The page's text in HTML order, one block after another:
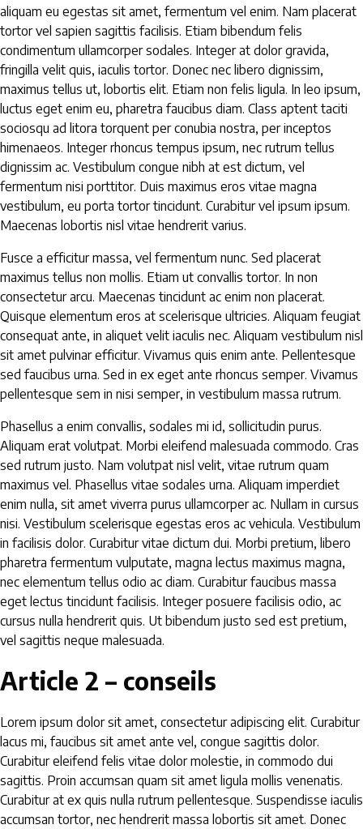
aliquam eu egestas sit amet, fermentum vel enim. Nam placerat
tortor vel sapien sagittis facilisis. Etiam bibendum felis
condimentum ullamcorper sodales. Integer at dolor gravida,
fringilla velit quis, iaculis tortor. Donec nec libero dignissim,
maximus tellus ut, lobortis elit. Etiam non felis ligula. In leo ipsum,
luctus eget enim eu, pharetra faucibus diam. Class aptent taciti
sociosqu ad litora torquent per conubia nostra, per inceptos
himenaeos. Integer rhoncus tempus ipsum, nec rutrum tellus
dignissim ac. Vestibulum congue nibh at est dictum, vel
fermentum nisi porttitor. Duis maximus eros vitae magna
vestibulum, eu porta tortor tincidunt. Curabitur vel ipsum ipsum.
Maecenas lobortis nisl vitae hendrerit varius.
Fusce a efficitur massa, vel fermentum nunc. Sed placerat
maximus tellus non mollis. Etiam ut convallis tortor. In non
consectetur arcu. Maecenas tincidunt ac enim non placerat.
Quisque elementum eros at scelerisque ultricies. Aliquam feugiat
consequat ante, in aliquet velit iaculis nec. Aliquam vestibulum nisl
sit amet pulvinar efficitur. Vivamus quis enim ante. Pellentesque
sed faucibus urna. Sed in ex eget ante rhoncus semper. Vivamus
pellentesque sem in nisi semper, in vestibulum massa rutrum.
Phasellus a enim convallis, sodales mi id, sollicitudin purus.
Aliquam erat volutpat. Morbi eleifend malesuada commodo. Cras
sed rutrum justo. Nam volutpat nisl velit, vitae rutrum quam
maximus vel. Phasellus vitae sodales urna. Aliquam imperdiet
enim nulla, sit amet viverra purus ullamcorper ac. Nullam in cursus
nisi. Vestibulum scelerisque egestas eros ac vehicula. Vestibulum
in facilisis dolor. Curabitur vitae dictum dui. Morbi pretium, libero
pharetra fermentum vulputate, magna lectus maximus magna,
nec elementum tellus odio ac diam. Curabitur faucibus massa
eget lectus tincidunt facilisis. Integer posuere facilisis odio, ac
cursus nulla hendrerit quis. Ut bibendum justo sed est pretium,
vel sagittis neque malesuada.
Article 2 – conseils
Lorem ipsum dolor sit amet, consectetur adipiscing elit. Curabitur
lacus mi, faucibus sit amet ante vel, congue sagittis dolor.
Curabitur eleifend felis vitae dolor molestie, in commodo dui
sagittis. Proin accumsan quam sit amet ligula mollis venenatis.
Curabitur at ex quis nulla rutrum pellentesque. Suspendisse iaculis
accumsan tortor, nec hendrerit massa lobortis sit amet. Donec